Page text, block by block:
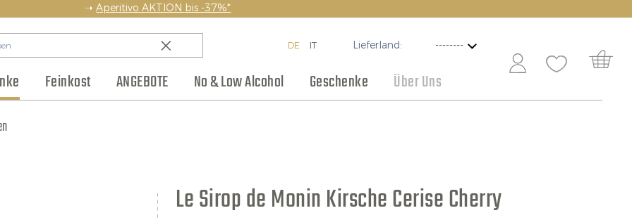
➝Aperitivo AKTION bis -37%*
DE IT Lieferland:
Feinkost ANGEBOTE No & Low Alcohol Geschenke Über Uns
& Pasta
Le Sirop de Monin Kirsche Cerise Cherry